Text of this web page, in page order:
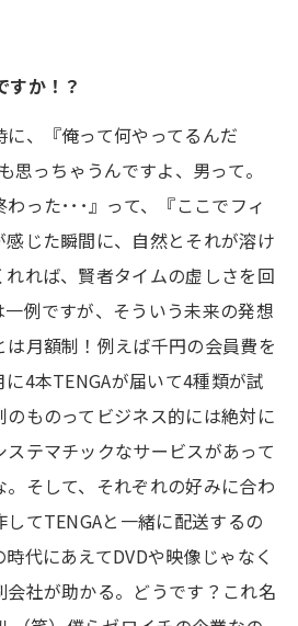
すか！？
に、『俺って何やってるんだ
思っちゃうんですよ、男って。
わった･･･』って、『ここでフィ
じた瞬間に、自然とそれが溶け
れば、賢者タイムの虚しさを回
例ですが、そういう未来の発想
月額制！例えば千円の会員費を
4本TENGAが届いて4種類が試
ものってビジネス的には絶対に
テマチックなサービスがあって
そして、それぞれの好みに合わ
てTENGAと一緒に配送するの
代にあえてDVDや映像じゃなく
社が助かる。どうです？これ名